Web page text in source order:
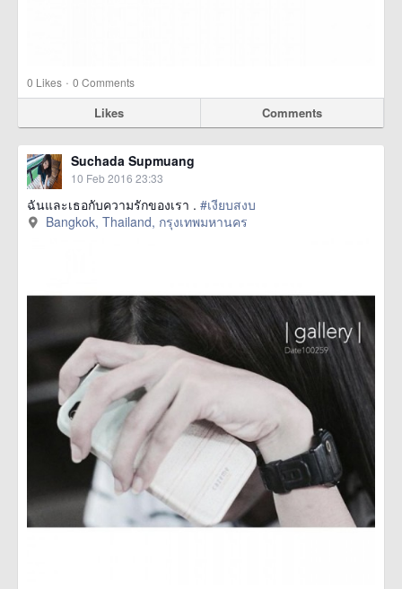
0 Likes · 0 Comments
Likes Comments
Suchada Supmuang
10 Feb 2016 23:33
ฉันและเธอกับความรักของเรา . #เงียบสงบ
Bangkok, Thailand, กรุงเทพมหานคร